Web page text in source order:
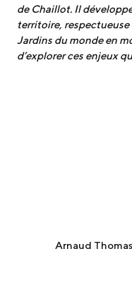
de Chaillot. Il
territoire, respectueuse
Jardins du monde en
d’explorer ces enjeux
Arnaud